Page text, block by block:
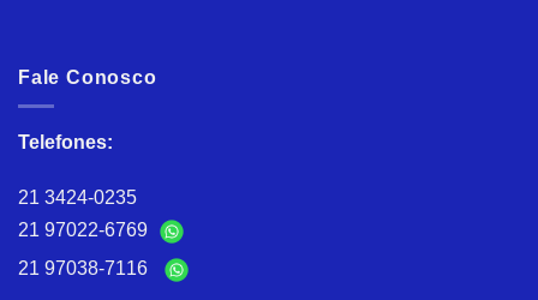
Fale Conosco
Telefones:
21 3424-0235
21 97022-6769
21 97038-7116